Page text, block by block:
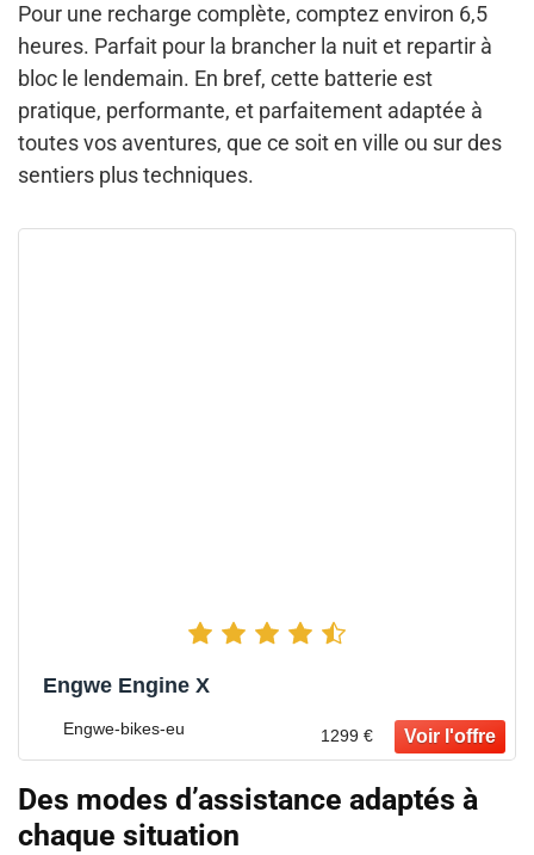
Pour une recharge complète, comptez environ 6,5
heures. Parfait pour la brancher la nuit et repartir à
bloc le lendemain. En bref, cette batterie est
pratique, performante, et parfaitement adaptée à
toutes vos aventures, que ce soit en ville ou sur des
sentiers plus techniques.
Engwe Engine X
Engwe-bikes-eu 1299 €
Des modes d’assistance adaptés à
chaque situation